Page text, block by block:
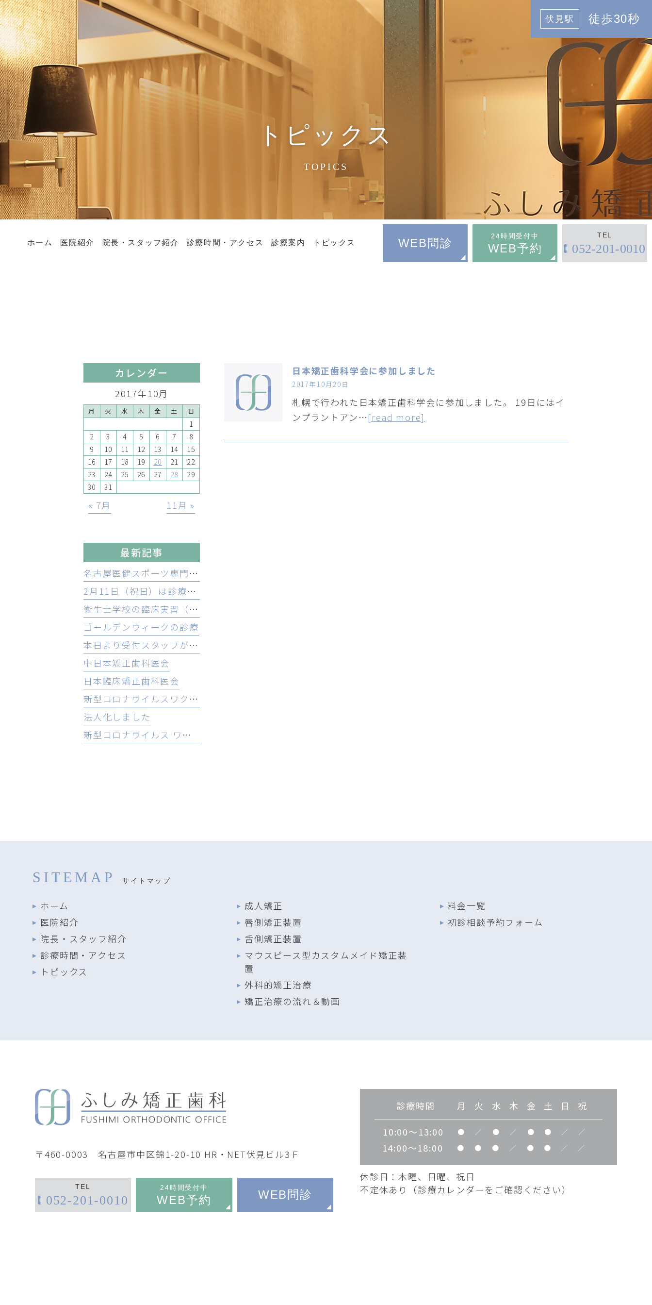
トピックス
TOPICS
伏見駅 徒歩30秒
TEL
052-201-0010
24時間受付中
WEB予約
WEB問診
ホーム 医院紹介 院長・スタッフ紹介 診療時間・アクセス 診療案内 トピックス
日本矯正歯科学会に参加しました
2017年10月20日
札幌で行われた日本矯正歯科学会に参加しました。 19日にはイ
ンプラントアン…[read more]
カレンダー
2017年10月
月 火 水 木 金 土 日
1
2
3 4 5 6 7
8
9
10 11 12 13 14
15
16
17 18 19 20 21
22
23
24 25 26 27 28
29
30
31
« 7月 11月 »
最新記事
名古屋医健スポーツ専門学校歯科衛生士科臨床実習
2月11日（祝日）は診療いたします。
衛生士学校の臨床実習（矯正歯科）を再開いたします
ゴールデンウィークの診療
本日より受付スタッフが産前産後休を取らせていただきます
中日本矯正歯科医会
日本臨床矯正歯科医会
新型コロナウイルスワクチン3回目接種
法人化しました
新型コロナウイルス ワクチン接種
SITEMAP サイトマップ
ホーム
医院紹介
院長・スタッフ紹介
診療時間・アクセス
トピックス
成人矯正
唇側矯正装置
舌側矯正装置
マウスピース型カスタムメイド矯正装
置
外科的矯正治療
矯正治療の流れ＆動画
料金一覧
初診相談予約フォーム
〒460-0003 名古屋市中区錦1-20-10 HR・NET伏見ビル3Ｆ
TEL
052-201-0010
24時間受付中
WEB予約 WEB問診
診療時間 月 火 水 木 金 土 日 祝
10:00～13:00 ● ／ ● ／ ● ● ／ ／
14:00～18:00 ● ● ● ／ ● ● ／ ／
休診日：木曜、日曜、祝日
不定休あり（診療カレンダーをご確認ください）